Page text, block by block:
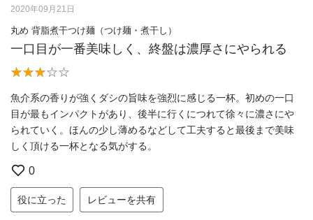
2020年09月21日
丸め 背脂煮干つけ麺（つけ麺・煮干し）
一口目が一番美味しく、終盤は濃厚さにやられる
魚介系の香りが強くダシの旨味を強烈に感じる一杯。初めの一口
目が最もインパクトがあり、後半に行くにつれて徐々に濃さにや
られていく。ほんの少し薄めるなどして工夫すると最後まで美味
しく頂ける一杯となる気がする。
0
役に立った レビューを共有